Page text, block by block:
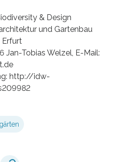
& Design
und Gartenbau
Erfurt
Jan-Tobias Welzel, E-Mail:
http://idw-